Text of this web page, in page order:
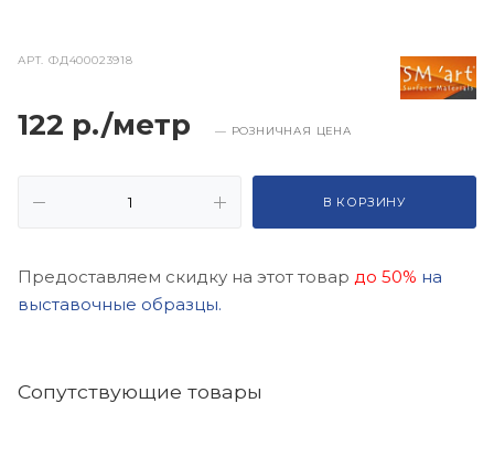
АРТ.ФД400023918
122 р./метр — РОЗНИЧНАЯ ЦЕНА
В КОРЗИНУ
Предоставляем скидку на этот товар до 50% на
выставочные образцы.
Cопутствующие товары